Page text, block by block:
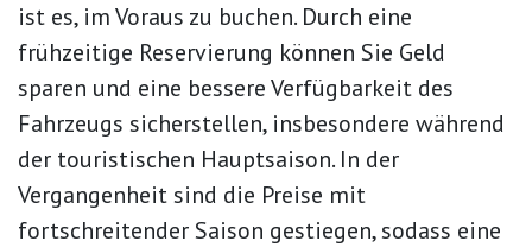
ist es, im Voraus zu buchen. Durch eine
frühzeitige Reservierung können Sie Geld
sparen und eine bessere Verfügbarkeit des
Fahrzeugs sicherstellen, insbesondere während
der touristischen Hauptsaison. In der
Vergangenheit sind die Preise mit
fortschreitender Saison gestiegen, sodass eine